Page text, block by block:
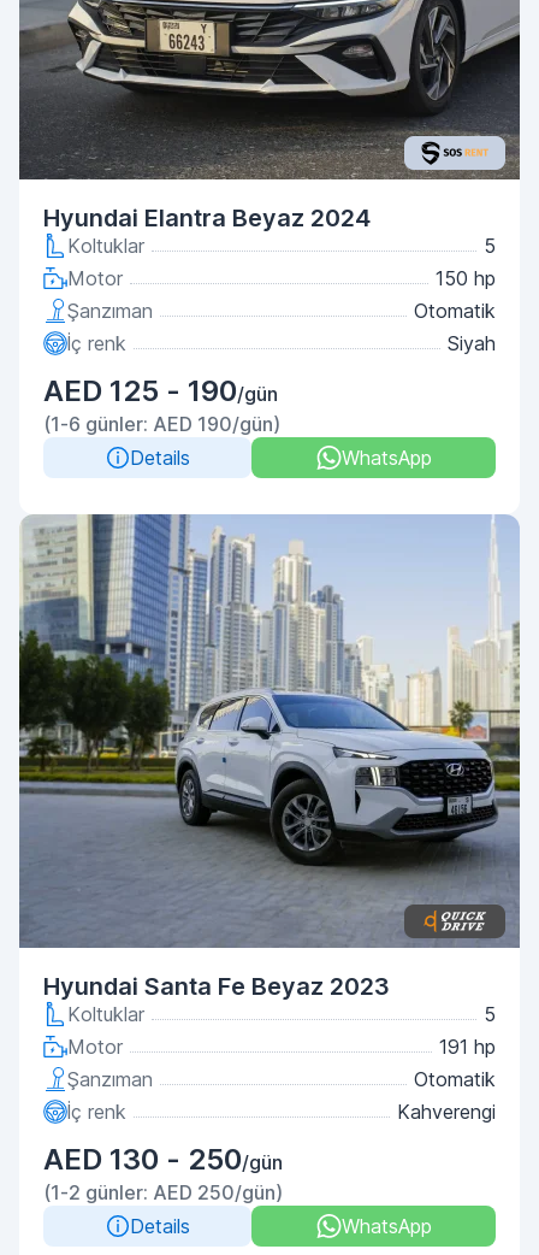
Hyundai Elantra Beyaz 2024
Koltuklar
5
Motor
150 hp
Şanzıman
Otomatik
İç renk
Siyah
AED 125 - 190/gün
(1-6 günler: AED 190/gün)
Details
WhatsApp
Hyundai Santa Fe Beyaz 2023
Koltuklar
5
Motor
191 hp
Şanzıman
Otomatik
İç renk
Kahverengi
AED 130 - 250/gün
(1-2 günler: AED 250/gün)
Details
WhatsApp